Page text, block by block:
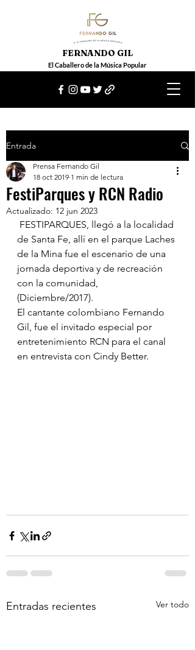
El Caballero de la Música Popular
FERNANDO GIL
Entrada
FestiParques y RCN Radio
Prensa Fernando Gil
18 oct 2019 1 min de lectura
Actualizado: 12 jun 2023
de Santa Fe, allí en el parque Laches
de la Mina fue el escenario de una
jornada deportiva y de recreación
con la comunidad,
(Diciembre/2017).
El cantante colombiano Fernando
Gil, fue el invitado especial por
entretenimiento RCN para el canal
en entrevista con Cindy Better.
Entradas recientes Ver todo